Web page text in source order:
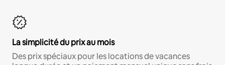
La simplicité du prix au mois
Des prix spéciaux pour les locations de vacances